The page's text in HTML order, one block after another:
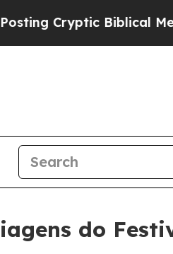
Biblical Messages
do